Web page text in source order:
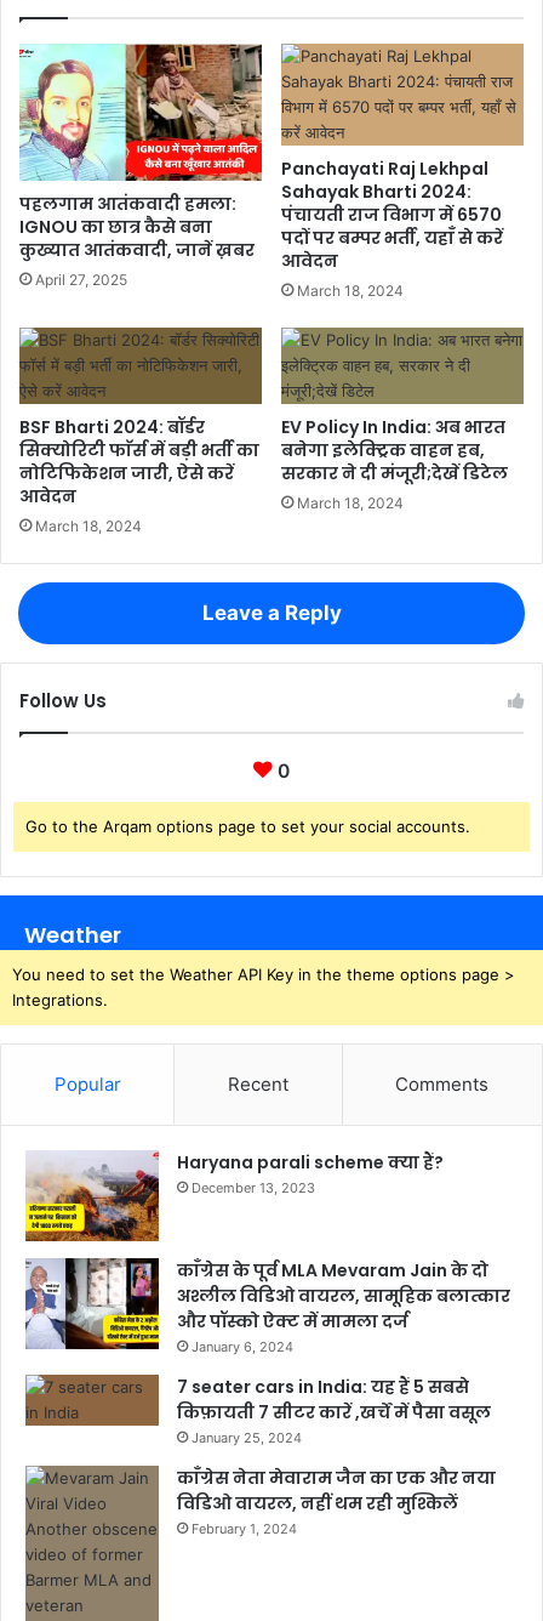
पहलगाम आतंकवादी हमला:
IGNOU का छात्र कैसे बना
कुख्यात आतंकवादी, जानें ख़बर
April 27, 2025
Panchayati Raj Lekhpal
Sahayak Bharti 2024:
पंचायती राज विभाग में 6570
पदों पर बम्पर भर्ती, यहाँ से करें
आवेदन
March 18, 2024
BSF Bharti 2024: बॉर्डर
सिक्योरिटी फाॅर्स में बड़ी भर्ती का
नोटिफिकेशन जारी, ऐसे करें
आवेदन
March 18, 2024
EV Policy In India: अब भारत
बनेगा इलेक्ट्रिक वाहन हब,
सरकार ने दी मंजूरी;देखें डिटेल
March 18, 2024
Leave a Reply
Follow Us
0
Go to the Arqam options page to set your social accounts.
Weather
You need to set the Weather API Key in the theme options page >
Integrations.
Popular Recent Comments
Haryana parali scheme क्या हैं?
December 13, 2023
काँग्रेस के पूर्व MLA Mevaram Jain के दो
अश्लील विडिओ वायरल, सामूहिक बलात्कार
और पॉस्को ऐक्ट में मामला दर्ज
January 6, 2024
7 seater cars in India: यह हैं 5 सबसे
किफ़ायती 7 सीटर कारें ,खर्चें में पैसा वसूल
January 25, 2024
काँग्रेस नेता मेवाराम जैन का एक और नया
विडिओ वायरल, नहीं थम रही मुश्किलें
February 1, 2024